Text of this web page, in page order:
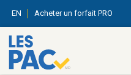
EN Acheter un forfait PRO